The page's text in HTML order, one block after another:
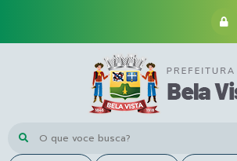
O que voce busca?